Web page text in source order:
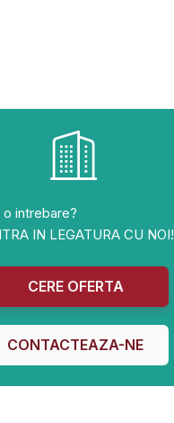
o intrebare?
IN LEGATURA CU NOI!
CERE OFERTA
CONTACTEAZA-NE